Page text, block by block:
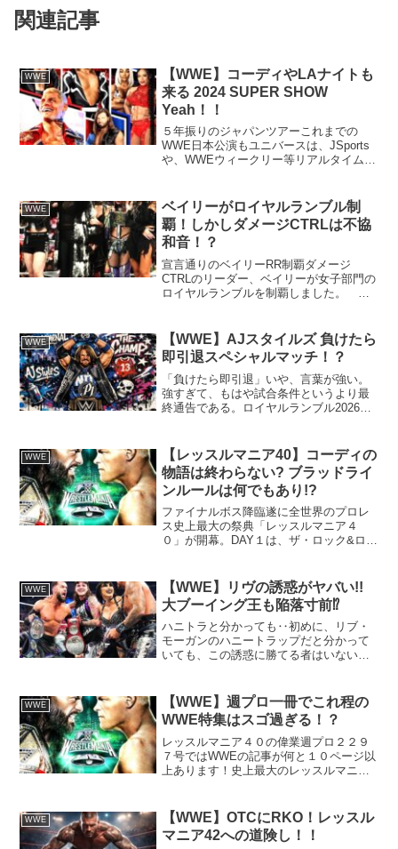
関連記事
WWE
【WWE】コーディやLAナイトも
来る 2024 SUPER SHOW
Yeah！！
５年振りのジャパンツアーこれまでの
WWE日本公演もユニバースは、JSports
や、WWEウィークリー等リアルタイムで
SMACKDOWNが見れる！時代にはかない
ません(笑...
WWE
ベイリーがロイヤルランブル制
覇！しかしダメージCTRLは不協
和音！？
宣言通りのベイリーRR制覇ダメージ
CTRLのリーダー、ベイリーが女子部門の
ロイヤルランブルを制覇しました。 早
挑戦権を獲得しました。本来ならば、ダ
メージCTRLは、最高...
WWE
【WWE】AJスタイルズ 負けたら
即引退スペシャルマッチ！？
「負けたら即引退」いや、言葉が強い。
強すぎて、もはや試合条件というより最
終通告である。ロイヤルランブル2026間
が放り込まれた。ロイヤルランブルとい
えば、30人参加...
WWE
【レッスルマニア40】コーディの
物語は終わらない? ブラッドライ
ンルールは何でもあり!?
ファイナルボス降臨遂に全世界のプロレ
ス史上最大の祭典「レッスルマニア４
０」が開幕。DAY１は、ザ・ロック&ロー
がメインイベント。ロックは８年ぶりと
なる試合ですが、ハ...
WWE
【WWE】リヴの誘惑がヤバい!!
大ブーイング王も陥落寸前⁉
ハニトラと分かっても‥初めに、リブ・
モーガンのハニートラップだと分かって
いても、この誘惑に勝てる者はいないで
走り(笑)ジャッジメントデーに加入。何が
すごいって、ドミ...
WWE
【WWE】週プロ一冊でこれ程の
WWE特集はスゴ過ぎる！？
レッスルマニア４０の偉業週プロ２２９
７号ではWWEの記事が何と１０ページ以
上あります！史上最大のレッスルマニア
ます。個人的には、週プロを十数年読ん
でますが、本誌でこれ...
WWE
【WWE】OTCにRKO！レッスル
マニア42への道険し！！